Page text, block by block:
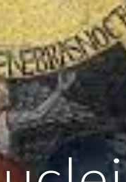
to navigation